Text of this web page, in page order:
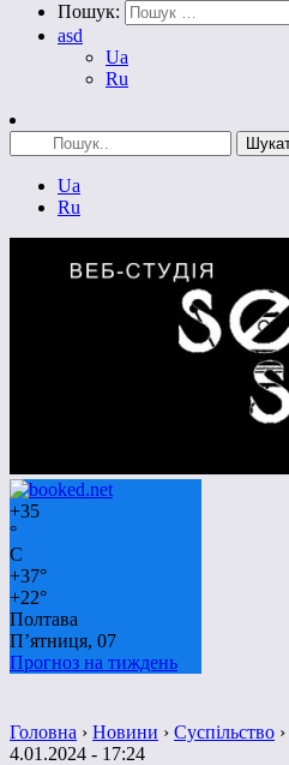
Пошук:
asd
Ua
Ru
Ua
Ru
+35
°
C
+37°
+22°
Полтава
П’ятниця, 07
Прогноз на тиждень
Головна › Новини › Суспільство ›
4.01.2024 - 17:24